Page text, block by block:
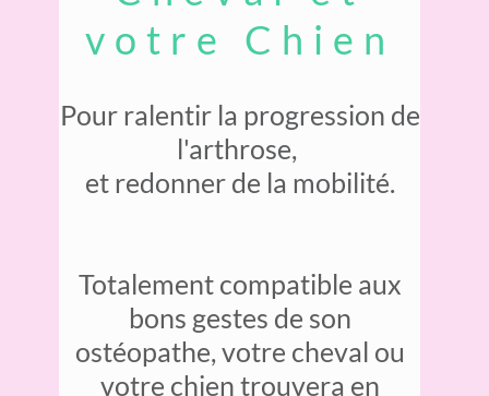
votre Chien
Pour ralentir la progression de
l'arthrose,
et redonner de la mobilité.
Totalement compatible aux
bons gestes de son
ostéopathe, votre cheval ou
votre chien trouvera en